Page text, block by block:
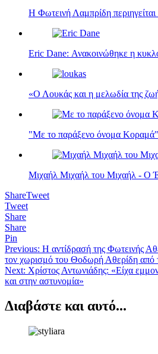
H Φωτεινή Λαμπρίδη
Eric Dane: Ανακοινώθηκε η
«Ο Λουκάς και η μελωδία της
"Με το παράξενο όνομα
Μιχαήλ Μιχαήλ του Μιχαήλ - Ο
ShareTweet
Tweet
Share
Share
Pin
Πλοήγηση
άρθρων
Previous: Η αντίδρασή της Φωτεινής
τον χωρισμό του Θοδωρή Αθερίδη
Next: Χρίστος Αντωνιάδης: «Είχα
και στην αστυνομία»
Διαβάστε και αυτό...